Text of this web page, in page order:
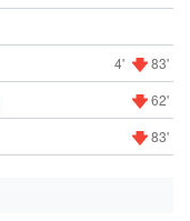
4' 83'
62'
83'